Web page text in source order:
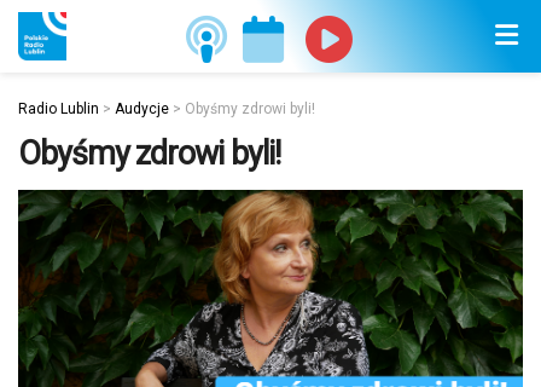
Radio Lublin > Audycje > Obyśmy zdrowi byli!
Obyśmy zdrowi byli!